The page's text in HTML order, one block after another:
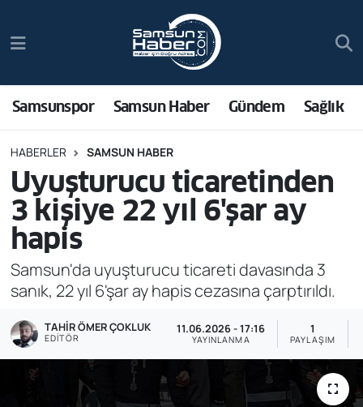
Samsunspor Samsun Haber Gündem Sağlık
HABERLER SAMSUN HABER
Uyuşturucu ticaretinden
3 kişiye 22 yıl 6'şar ay
hapis
Samsun'da uyuşturucu ticareti davasında 3
sanık, 22 yıl 6'şar ay hapis cezasına çarptırıldı.
TAHIR ÖMER ÇOKLUK
EDITÖR
11.06.2026 - 17:16
YAYINLANMA
1
PAYLAŞIM
Samsun Haber
Sağlık
Asayiş
Bilim ve Teknoloji
Bölge
Genel
Trafik Durumu
Süper Lig Puan Durumu ve Fikstür
Tüm Manşetler
Son Dakika Haberleri
Haber Arşivi